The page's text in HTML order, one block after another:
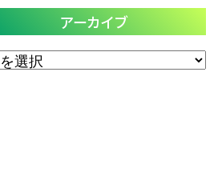
アーカイブ